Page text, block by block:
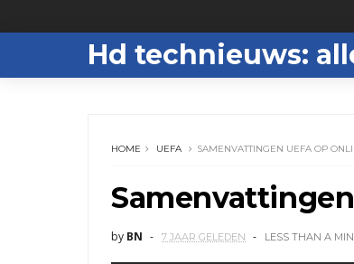
Hd technieuws:
HOME UEFA SAMENVATTINGEN UEFA OP
by BN 7 JAAR GELEDEN LESS THAN A